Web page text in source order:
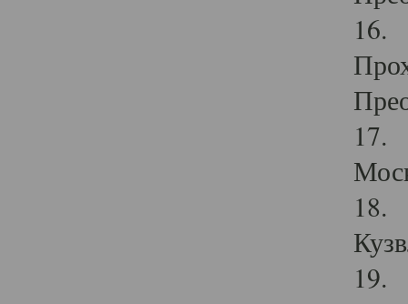
16.
17.
18.
19.